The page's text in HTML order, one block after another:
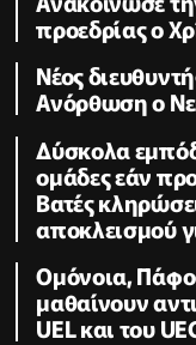
προεδρίας ο
Νέος
Ανόρθωση ο
Δύσκολα
ομάδες εάν
Βατές
αποκλεισμού
Ομόνοια,
μαθαίνουν
UEL και του